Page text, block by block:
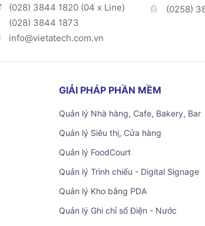
(028) 3844 1820 (04 x Line)
(028) 3844 1873
info@vietatech.com.vn
(0258)
GIẢI PHÁP PHẦN MỀM
Quản lý Nhà hàng, Cafe, Bakery, Bar
Quản lý Siêu thị, Cửa hàng
Quản lý FoodCourt
Quản lý Trình chiếu - Digital Signage
Quản lý Kho bằng PDA
Quản lý Ghi chỉ số Điện - Nước